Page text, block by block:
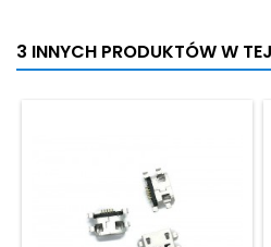
3 INNYCH PRODUKTÓW W